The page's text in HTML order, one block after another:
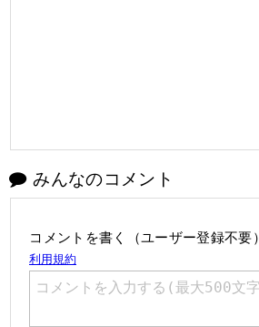
みんなのコメント
コメントを書く（ユーザー登録不要）